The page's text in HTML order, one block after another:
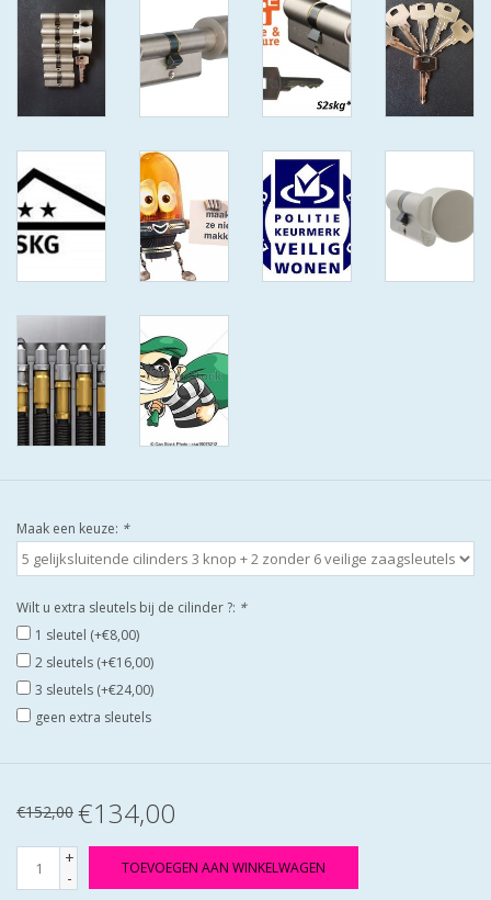
ISEO F9 ANTIKERNTREK IN
IEDERE GEWENSTE MAAT MET
BOLD ELECTRONISCHE
CILINDERS OPEN JE SLOT MET
TELEFOON OF CLICKER WIFI
KIJK EENS ROND LEUKE
AANBIEDINGEN
DEURSCHILDEN VOOR
BUITEN
Maak een keuze: *
Wilt u extra sleutels bij de cilinder ?: *
1 sleutel (+€8,00)
2 sleutels (+€16,00)
3 sleutels (+€24,00)
geen extra sleutels
€152,00 €134,00
+
-
TOEVOEGEN AAN WINKELWAGEN